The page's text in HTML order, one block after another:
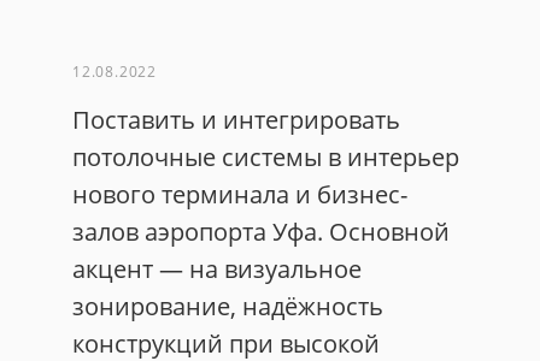
12.08.2022
Поставить и интегрировать
потолочные системы в интерьер
нового терминала и бизнес-
залов аэропорта Уфа. Основной
акцент — на визуальное
зонирование, надёжность
конструкций при высокой